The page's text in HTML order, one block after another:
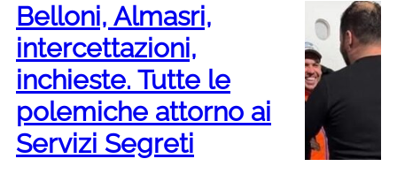
Belloni, Almasri,
intercettazioni,
inchieste. Tutte le
polemiche attorno ai
Servizi Segreti